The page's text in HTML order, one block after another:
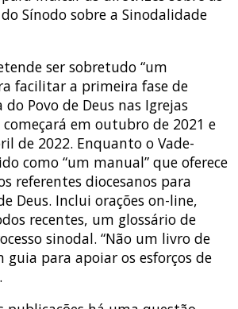
Sínodo sobre a Sinodalidade
ser sobretudo “um
facilitar a primeira fase de
Povo de Deus nas Igrejas
em outubro de 2021 e
de 2022. Enquanto o Vade-
como “um manual” que oferece
referentes diocesanos para
Deus. Inclui orações on-line,
recentes, um glossário de
sinodal. “Não um livro de
guia para apoiar os esforços de